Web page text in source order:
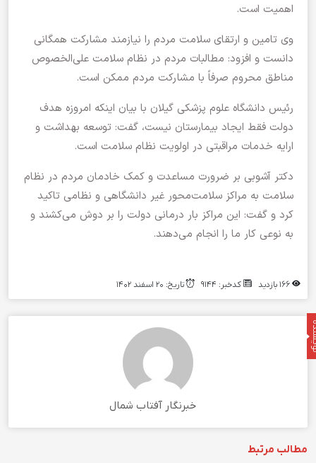
اهمیت است.
وی تامین و ارتقای سلامت مردم را نیازمند مشارکت همگانی
دانست و افزود: مطالبات مردم در نظام سلامت علی‌الخصوص
مناطق محروم صرفاً با مشارکت مردم ممکن است.
رئیس دانشگاه علوم پزشکی گیلان با بیان اینکه امروزه هدف
دولت فقط ایجاد بیمارستان نیست، گفت: توسعه بهداشت و
ارایه خدمات مراقبتی در اولویت نظام سلامت است.
دکتر آشوبی بر ضرورت مساعدت و کمک خادمان مردم در نظام
سلامت به مراکز سلامت‌محور غیر دانشگاهی و نظامی تاکید
کرد و گفت: این مراکز بار درمانی دولت را بر دوش می‌کشند و
به نوعی کار ما را انجام می‌دهند.
کدخبر: ۹۱۴۴ تاریخ: ۲۰ اسفند ۱۴۰۲
خبرنگار آفتاب شمال
مطالب مرتبط